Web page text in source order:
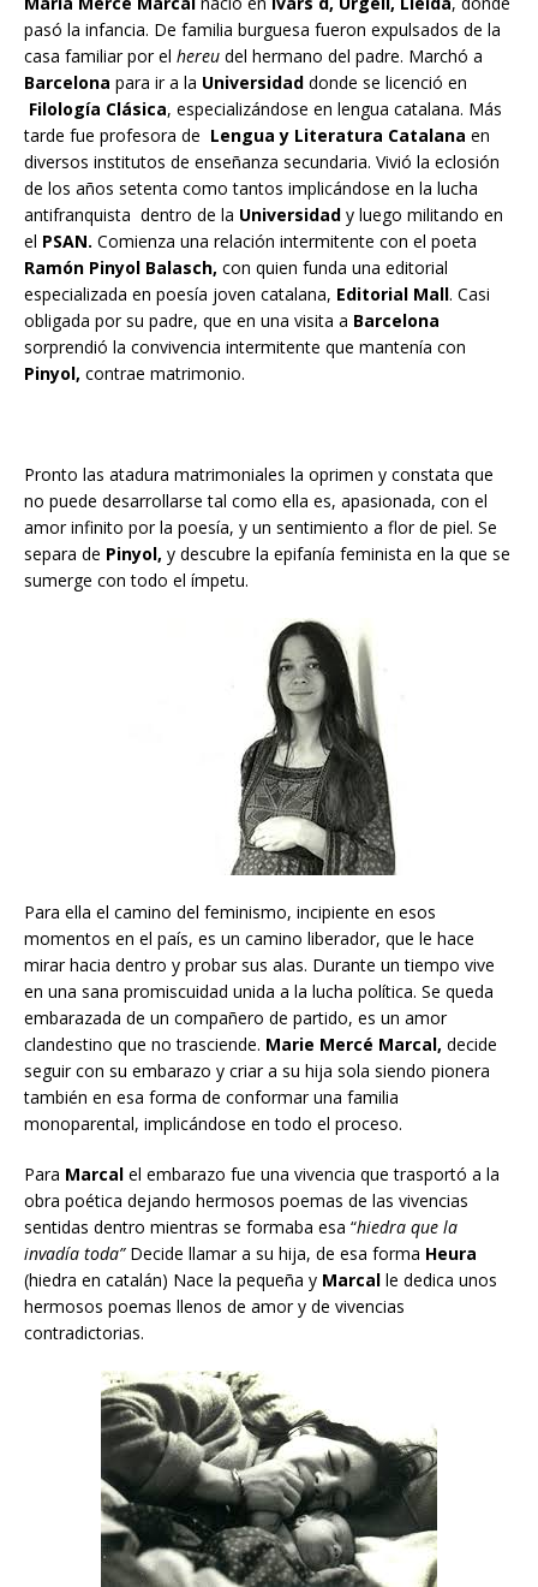
pasó la infancia. De familia burguesa fueron expulsados de la
casa familiar por el hereu del hermano del padre. Marchó a
Barcelona para ir a la Universidad donde se licenció en
Filología Clásica, especializándose en lengua catalana. Más
tarde fue profesora de Lengua y Literatura Catalana en
diversos institutos de enseñanza secundaria. Vivió la eclosión
de los años setenta como tantos implicándose en la lucha
antifranquista dentro de la Universidad y luego militando en
el PSAN. Comienza una relación intermitente con el poeta
Ramón Pinyol Balasch, con quien funda una editorial
especializada en poesía joven catalana, Editorial Mall. Casi
obligada por su padre, que en una visita a Barcelona
sorprendió la convivencia intermitente que mantenía con
Pinyol, contrae matrimonio.
Pronto las atadura matrimoniales la oprimen y constata que
no puede desarrollarse tal como ella es, apasionada, con el
amor infinito por la poesía, y un sentimiento a flor de piel. Se
separa de Pinyol, y descubre la epifanía feminista en la que se
sumerge con todo el ímpetu.
Para ella el camino del feminismo, incipiente en esos
momentos en el país, es un camino liberador, que le hace
mirar hacia dentro y probar sus alas. Durante un tiempo vive
en una sana promiscuidad unida a la lucha política. Se queda
embarazada de un compañero de partido, es un amor
clandestino que no trasciende. Marie Mercé Marcal, decide
seguir con su embarazo y criar a su hija sola siendo pionera
también en esa forma de conformar una familia
monoparental, implicándose en todo el proceso.
Para Marcal el embarazo fue una vivencia que trasportó a la
obra poética dejando hermosos poemas de las vivencias
sentidas dentro mientras se formaba esa “hiedra que la
invadía toda”Decide llamar a su hija, de esa forma Heura
(hiedra en catalán) Nace la pequeña y Marcal le dedica unos
hermosos poemas llenos de amor y de vivencias
contradictorias.